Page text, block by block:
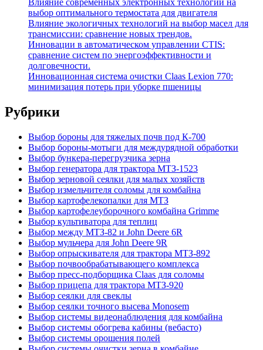
Влияние современных электронных технологий на
выбор оптимального термостата для двигателя
Влияние экологичных технологий на выбор масел для
трансмиссии: сравнение новых трендов.
Инновации в автоматическом управлении CTIS:
сравнение систем по энергоэффективности и
долговечности.
Инновационная система очистки Claas Lexion 770:
минимизация потерь при уборке пшеницы
Рубрики
Выбор бороны для тяжелых почв под К-700
Выбор бороны-мотыги для междурядной обработки
Выбор бункера-перегрузчика зерна
Выбор генератора для трактора МТЗ-1523
Выбор зерновой сеялки для малых хозяйств
Выбор измельчителя соломы для комбайна
Выбор картофелекопалки для МТЗ
Выбор картофелеуборочного комбайна Grimme
Выбор культиватора для теплиц
Выбор между МТЗ-82 и John Deere 6R
Выбор мульчера для John Deere 9R
Выбор опрыскивателя для трактора МТЗ-892
Выбор почвообрабатывающего комплекса
Выбор пресс-подборщика Claas для соломы
Выбор прицепа для трактора МТЗ-920
Выбор сеялки для свеклы
Выбор сеялки точного высева Monosem
Выбор системы видеонаблюдения для комбайна
Выбор системы обогрева кабины (вебасто)
Выбор системы орошения полей